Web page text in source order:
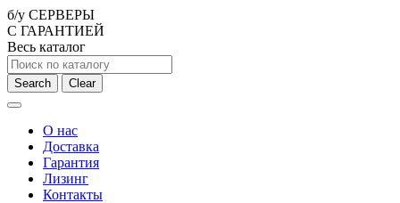
б/у СЕРВЕРЫ
С ГАРАНТИЕЙ
Весь каталог
Search Clear
О нас
Доставка
Гарантия
Лизинг
Контакты